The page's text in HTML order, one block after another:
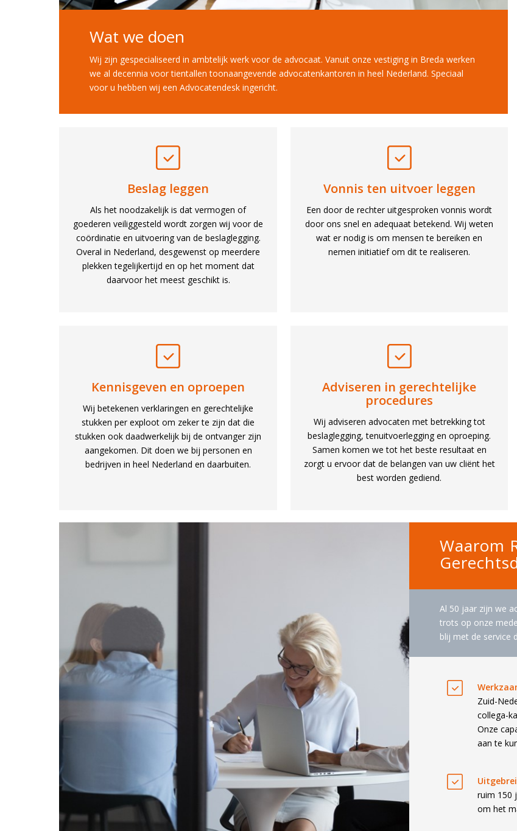
Wat we doen
Wij zijn gespecialiseerd in ambtelijk werk voor de advocaat. Vanuit onze vestiging in Breda werken
we al decennia voor tientallen toonaangevende advocatenkantoren in heel Nederland. Speciaal
voor u hebben wij een Advocatendesk ingericht.
Beslag leggen
Als het noodzakelijk is dat vermogen of
goederen veiliggesteld wordt zorgen wij voor de
coördinatie en uitvoering van de beslaglegging.
Overal in Nederland, desgewenst op meerdere
plekken tegelijkertijd en op het moment dat
daarvoor het meest geschikt is.
Vonnis ten uitvoer leggen
Een door de rechter uitgesproken vonnis wordt
door ons snel en adequaat betekend. Wij weten
wat er nodig is om mensen te bereiken en
nemen initiatief om dit te realiseren.
Kennisgeven en oproepen
Wij betekenen verklaringen en gerechtelijke
stukken per exploot om zeker te zijn dat die
stukken ook daadwerkelijk bij de ontvanger zijn
aangekomen. Dit doen we bij personen en
bedrijven in heel Nederland en daarbuiten.
Adviseren in gerechtelijke
procedures
Wij adviseren advocaten met betrekking tot
beslaglegging, tenuitvoerlegging en oproeping.
Samen komen we tot het beste resultaat en
zorgt u ervoor dat de belangen van uw cliënt het
best worden gediend.
Waarom
Al 50 jaar zijn we
trots op onze
blij met de service
Zuid-
collega-
Onze
aan te
ruim 150
om het